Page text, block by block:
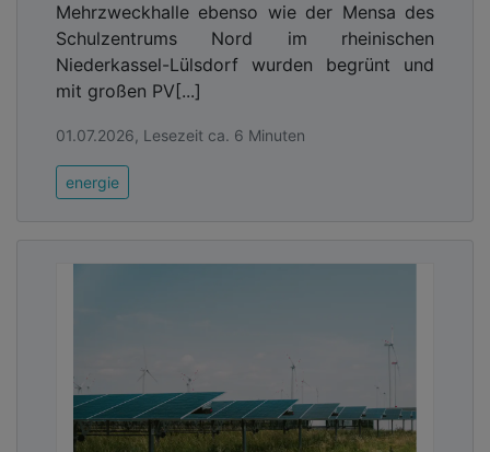
Mehrzweckhalle ebenso wie der Mensa des
Schulzentrums Nord im rheinischen
Niederkassel-Lülsdorf wurden begrünt und
mit großen PV[...]
01.07.2026, Lesezeit ca. 6 Minuten
energie